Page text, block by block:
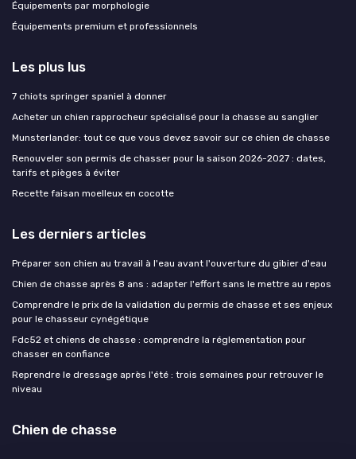
Équipements par morphologie
Équipements premium et professionnels
Les plus lus
7 chiots springer spaniel à donner
Acheter un chien rapprocheur spécialisé pour la chasse au sanglier
Munsterlander: tout ce que vous devez savoir sur ce chien de chasse
Renouveler son permis de chasser pour la saison 2026-2027 : dates,
tarifs et pièges à éviter
Recette faisan moelleux en cocotte
Les derniers articles
Préparer son chien au travail à l'eau avant l'ouverture du gibier d'eau
Chien de chasse après 8 ans : adapter l'effort sans le mettre au repos
Comprendre le prix de la validation du permis de chasse et ses enjeux
pour le chasseur cynégétique
Fdc52 et chiens de chasse : comprendre la réglementation pour
chasser en confiance
Reprendre le dressage après l'été : trois semaines pour retrouver le
niveau
Chien de chasse